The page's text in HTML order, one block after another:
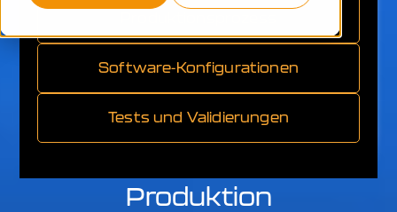
Software-Konfigurationen
Tests und Validierungen
Produktion